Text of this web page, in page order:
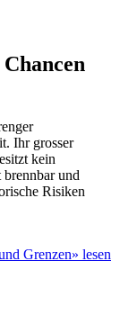
Ihr grosser
kein
und
Risiken
Grenzen» lesen